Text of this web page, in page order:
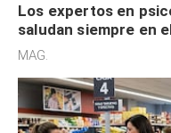
Los expertos en
saludan siempre en
defensiva y tienen
MAG.